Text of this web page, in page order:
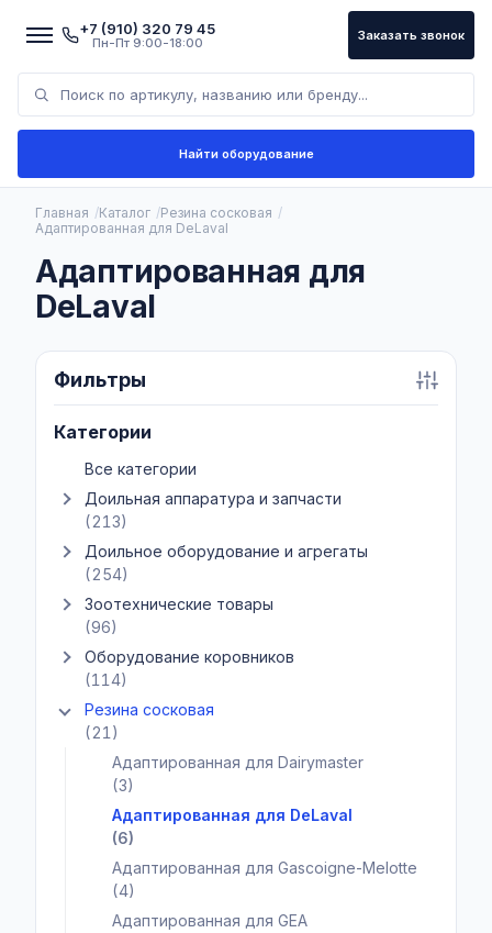
+7 (910) 320 79 45
Пн-Пт 9:00-18:00 Заказать звонок
Найти оборудование
Главная Каталог
Резина сосковая
Адаптированная для DeLaval
Адаптированная для
DeLaval
Фильтры
Категории
Все категории
Показать подкатегории Доильная аппаратура и запчасти
Доильная аппаратура и запчасти
(213)
Показать подкатегории Доильное оборудование и агрегаты
Доильное оборудование и агрегаты
(254)
Показать подкатегории Зоотехнические товары
Зоотехнические товары
(96)
Показать подкатегории Оборудование коровников
Оборудование коровников
(114)
Показать подкатегории Резина сосковая
Резина сосковая
(21)
Адаптированная для Dairymaster
(3)
Адаптированная для DeLaval
(6)
Адаптированная для Gascoigne-Melotte
(4)
Адаптированная для GEA